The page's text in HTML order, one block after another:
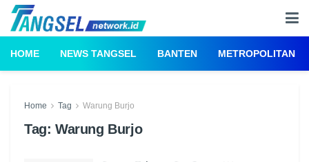
HOME NEWS TANGSEL BANTEN METROPOLITAN
Home Tag Warung Burjo
Tag: Warung Burjo